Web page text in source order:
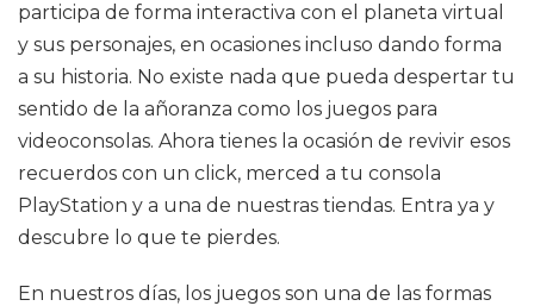
participa de forma interactiva con el planeta virtual
y sus personajes, en ocasiones incluso dando forma
a su historia. No existe nada que pueda despertar tu
sentido de la añoranza como los juegos para
videoconsolas. Ahora tienes la ocasión de revivir esos
recuerdos con un click, merced a tu consola
PlayStation y a una de nuestras tiendas. Entra ya y
descubre lo que te pierdes.
En nuestros días, los juegos son una de las formas